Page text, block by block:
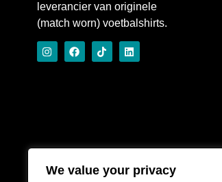
We value your privacy
leverancier van originele
(match worn) voetbalshirts.